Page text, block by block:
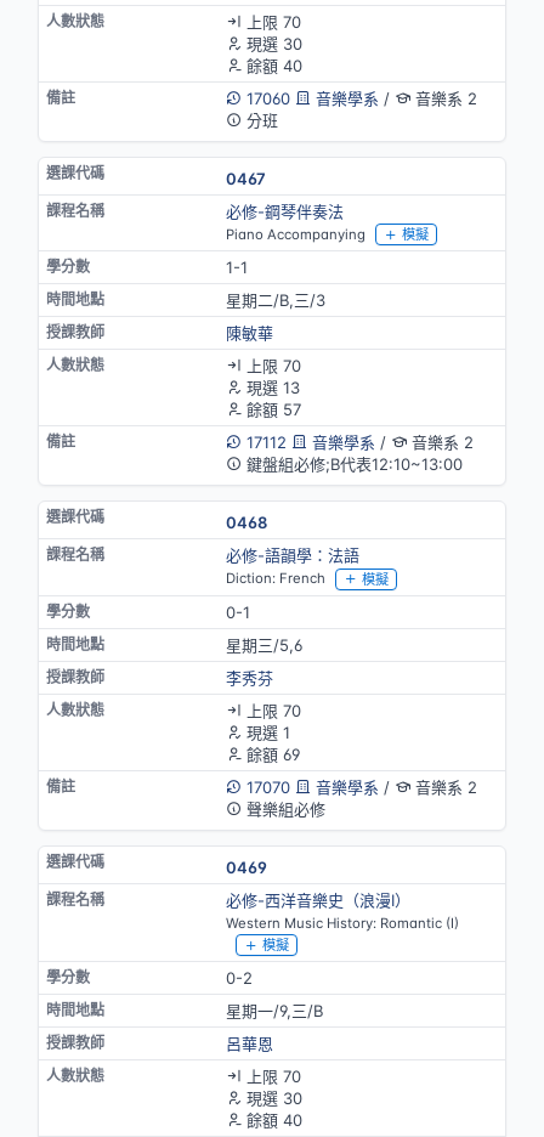
上限 70
現選 30
餘額 40
17060
音樂學系 /
音樂系 2
分班
0467
必修-鋼琴伴奏法
Piano Accompanying 模擬
1-1
星期二/B,三/3
陳敏華
上限 70
現選 13
餘額 57
17112
音樂學系 /
音樂系 2
鍵盤組必修;B代表12:10~13:00
0468
必修-語韻學：法語
Diction: French 模擬
0-1
星期三/5,6
李秀芬
上限 70
現選 1
餘額 69
17070
音樂學系 /
音樂系 2
聲樂組必修
0469
必修-西洋音樂史（浪漫I）
Western Music History: Romantic (I)
模擬
0-2
星期一/9,三/B
呂華恩
上限 70
現選 30
餘額 40